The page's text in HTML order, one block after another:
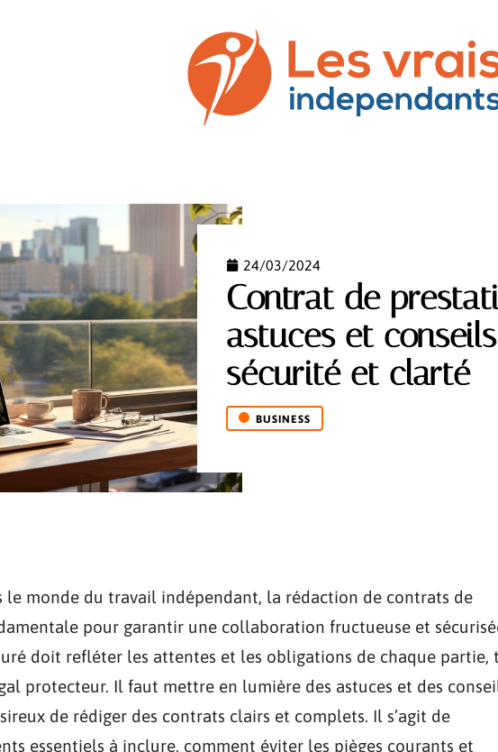
24/03/2024
Contrat de
astuces et
sécurité et clarté
BUSINESS
le monde du travail indépendant, la rédaction de contrats de
pour garantir une collaboration fructueuse et
doit refléter les attentes et les obligations de chaque partie,
protecteur. Il faut mettre en lumière des astuces et des
de rédiger des contrats clairs et complets. Il s’agit de
essentiels à inclure, comment éviter les pièges courants et